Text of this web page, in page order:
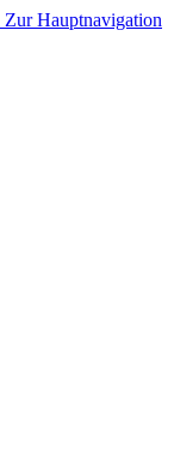
Zur Hauptnavigation